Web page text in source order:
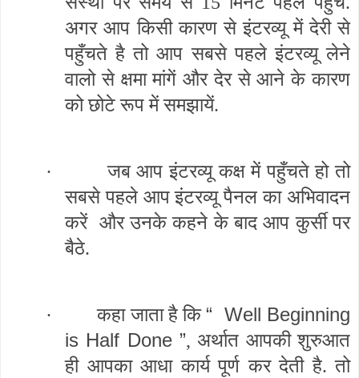
अगर आप किसी कारण से इंटरव्यू में देरी से
पहुँचते है तो आप सबसे पहले इंटरव्यू लेने
वालो से क्षमा मांगें और देर से आने के कारण
को छोटे रूप में समझायें.
·
जब आप इंटरव्यू कक्ष में पहुँचते हो तो
सबसे पहले आप इंटरव्यू पैनल का अभिवादन
करें और उनके कहने के बाद आप कुर्सी पर
बैठे.
· कहा जाता है कि“ Well Beginning
is Half Done ”, अर्थात आपकी शुरुआत
ही आपका आधा कार्य पूर्ण कर देती है. तो